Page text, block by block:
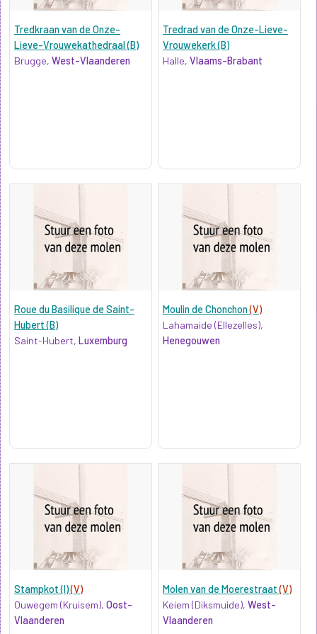
Tredkraan van de Onze-
Lieve-Vrouwekathedraal (B)
Brugge, West-Vlaanderen
Tredrad van de Onze-Lieve-
Vrouwekerk (B)
Halle,Vlaams-Brabant
Roue du Basilique de Saint-
Hubert (B)
Saint-Hubert, Luxemburg
Moulin de Chonchon(V)
Lahamaide (Ellezelles),
Henegouwen
Stampkot (I)(V)
Ouwegem (Kruisem), Oost-
Vlaanderen
Molen van de Moerestraat(V)
Keiem (Diksmuide),West-
Vlaanderen